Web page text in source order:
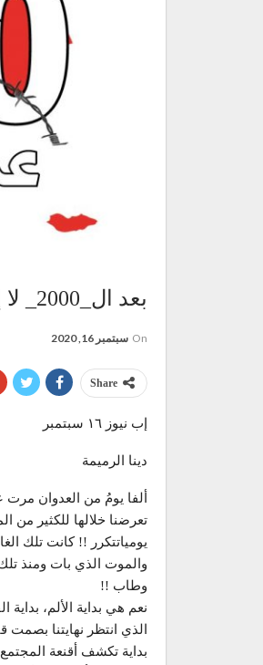
بعد ال_2000_ لا إنكسار !!
On سبتمبر 16, 2020
Share
إب نيوز ١٦ سبتمبر
دينا الرميمة
ألفا يومُ من العدوان مرت
تعرضنا خلالها للكثير
يومياتتكرر !! كانت تلك
والموت الذي بات ومنذ
وطاب !!
نعم هي بداية الألم، بداية
الذي انتظر نهايتنا
بداية تكشف أقنعة